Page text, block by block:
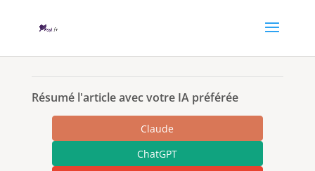
Résumé l'article avec votre IA préférée
Claude
ChatGPT